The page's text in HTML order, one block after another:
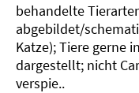
behandelte
abgebildet/
Katze); Tiere gerne
dargestellt; nicht
verspie..